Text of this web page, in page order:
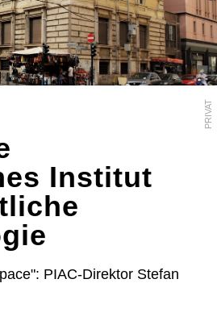
PRIVAT
Institut
PIAC-Direktor Stefan